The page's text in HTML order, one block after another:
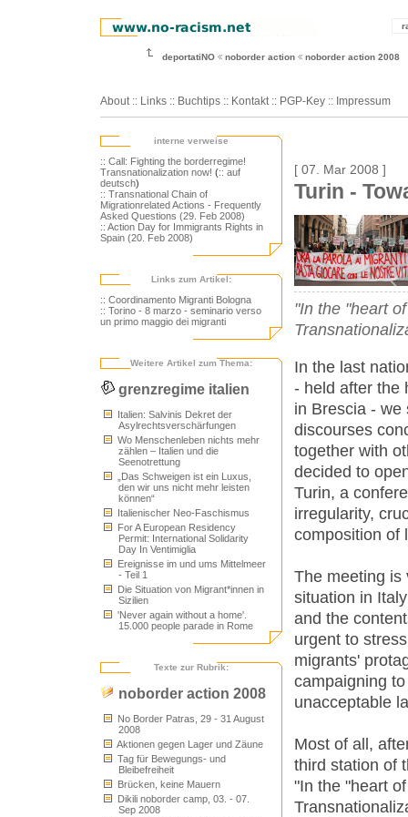
deportatiNO noborder action noborder action 2008
About :: Links :: Buchtips :: Kontakt :: PGP-Key :: Impressum
interne verweise
:: Call: Fighting the borderregime!
Transnationalization now! (:: auf
deutsch)
:: Transnational Chain of
Migrationrelated Actions - Frequently
Asked Questions (29. Feb 2008)
:: Action Day for Immigrants Rights in
Spain (20. Feb 2008)
Links zum Artikel:
:: Coordinamento Migranti Bologna
:: Torino - 8 marzo - seminario verso
un primo maggio dei migranti
Weitere Artikel zum Thema:
grenzregime italien
Italien: Salvinis Dekret der
Asylrechtsverschärfungen
Wo Menschenleben nichts mehr
zählen – Italien und die
Seenotrettung
„Das Schweigen ist ein Luxus,
den wir uns nicht mehr leisten
können“
Italienischer Neo-Faschismus
For A European Residency
Permit: International Solidarity
Day In Ventimiglia
Ereignisse im und ums Mittelmeer
- Teil 1
Die Situation von Migrant*innen in
Sizilien
'Never again without a home'.
15.000 people parade in Rome
Texte zur Rubrik:
noborder action 2008
No Border Patras, 29 - 31 August
2008
Aktionen gegen Lager und Zäune
Tag für Bewegungs- und
Bleibefreiheit
Brücken, keine Mauern
Dikili noborder camp, 03. - 07.
Sep 2008
[ 07. Mar 2008 ]
Turin -
"In the "heart
In the last
- held after the
in Brescia - we
discourses
together with
decided to
Turin, a
irregularity,
composition of
The meeting is
situation in
and the
urgent to
migrants'
campaigning
unacceptable
Most of all,
third station of
"In the "heart